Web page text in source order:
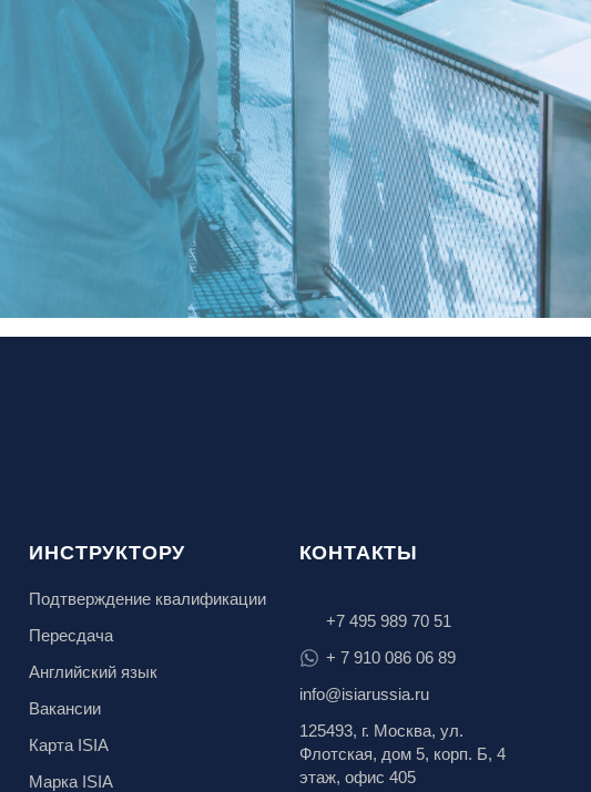
ИНСТРУКТОРУ
Подтверждение квалификации
Пересдача
Английский язык
Вакансии
Карта ISIA
Марка ISIA
КОНТАКТЫ
+7 495 989 70 51
+ 7 910 086 06 89
info@isiarussia.ru
125493, г. Москва, ул.
Флотская, дом 5, корп. Б, 4
этаж, офис 405